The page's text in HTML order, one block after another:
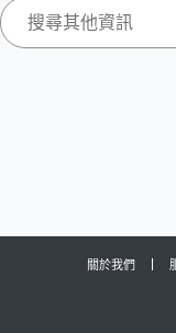
關於我們